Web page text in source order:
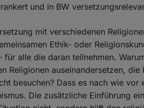
und in BW
mit verschiedenen
Ethik- oder
für alle die daran teilnehmen.
Religionen auseinandersetzen,
besuchen? Dass es nach wie
Die zusätzliche Einführung